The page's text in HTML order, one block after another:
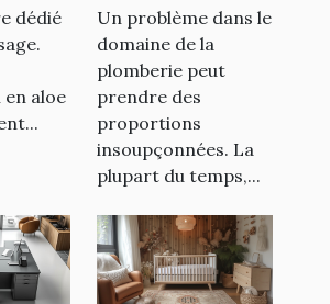
dédié
aloe
professionnel ?
Un problème dans le
domaine de la
plomberie peut
prendre des
proportions
insoupçonnées. La
plupart du temps,...